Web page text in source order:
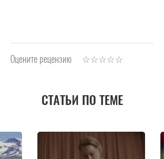
Оцените рецензию
СТАТЬИ ПО ТЕМЕ